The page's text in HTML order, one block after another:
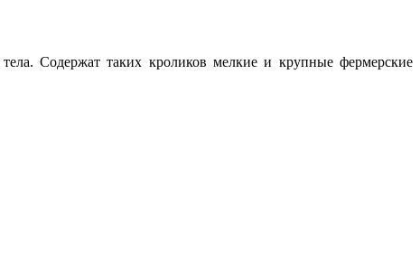
Содержат таких кроликов мелкие и крупные фермерские